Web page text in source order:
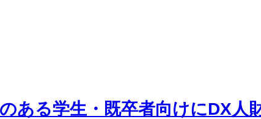
る学生・既卒者向けにDX人